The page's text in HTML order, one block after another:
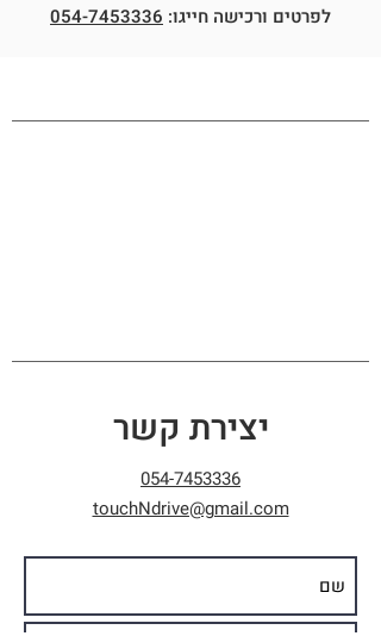
לפרטים ורכישה חייגו: 054-7453336
יצירת קשר
054-7453336
touchNdrive@gmail.com